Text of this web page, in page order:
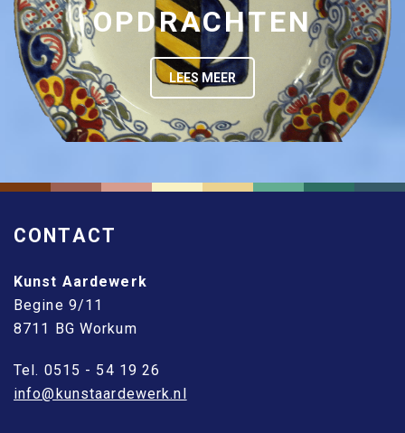
OPDRACHTEN
LEES MEER
CONTACT
Kunst Aardewerk
Begine 9/11
8711 BG Workum
Tel. 0515 - 54 19 26
info@kunstaardewerk.nl